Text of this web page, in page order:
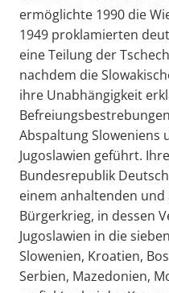
ermöglichte 1990 die
1949 proklamierten
eine Teilung der
nachdem die
ihre Unabhängigkeit
Abspaltung Sloweniens
Jugoslawien geführt.
Bundesrepublik
einem anhaltenden
Bürgerkrieg, in dessen
Jugoslawien in die
Slowenien, Kroatien,
Serbien, Mazedonien,